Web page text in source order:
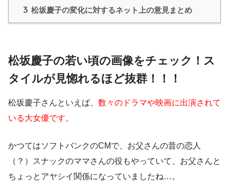
3 松坂慶子の変化に対するネット上の意見まとめ
松坂慶子の若い頃の画像をチェック！ス
タイルが見惚れるほど抜群！！！
松坂慶子さんといえば、 数々のドラマや映画に出演されて
いる大女優です。
かつてはソフトバンクのCMで、 お父さんの昔の恋人
（？）スナックのママさんの役 もやっていて、お父さんと
ちょっとアヤシイ関係になっていましたね…。